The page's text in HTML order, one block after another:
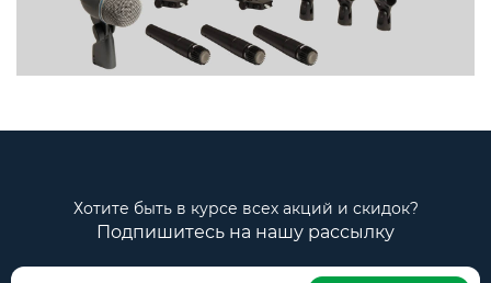
Хотите быть в курсе всех акций и скидок?
Подпишитесь на нашу рассылку